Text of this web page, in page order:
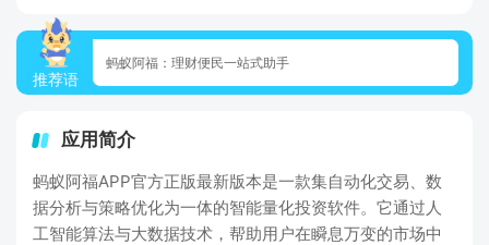
推荐语
蚂蚁阿福：理财便民一站式助手
应用简介
蚂蚁阿福APP官方正版最新版本是一款集自动化交易、数
据分析与策略优化为一体的智能量化投资软件。它通过人
工智能算法与大数据技术，帮助用户在瞬息万变的市场中